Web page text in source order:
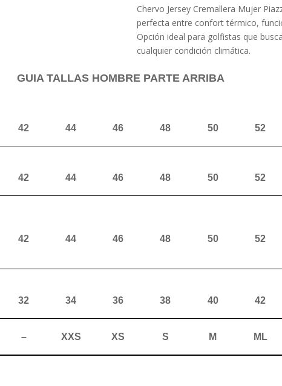
Chervo Jersey Cremallera Mujer
perfecta entre confort térmico,
Opción ideal para golfistas que
cualquier condición climática.
GUIA TALLAS HOMBRE PARTE ARRIBA
42 44 46 48 50 52
42 44 46 48 50 52
42 44 46 48 50 52
32 34 36 38 40 42
– XXS XS S M ML